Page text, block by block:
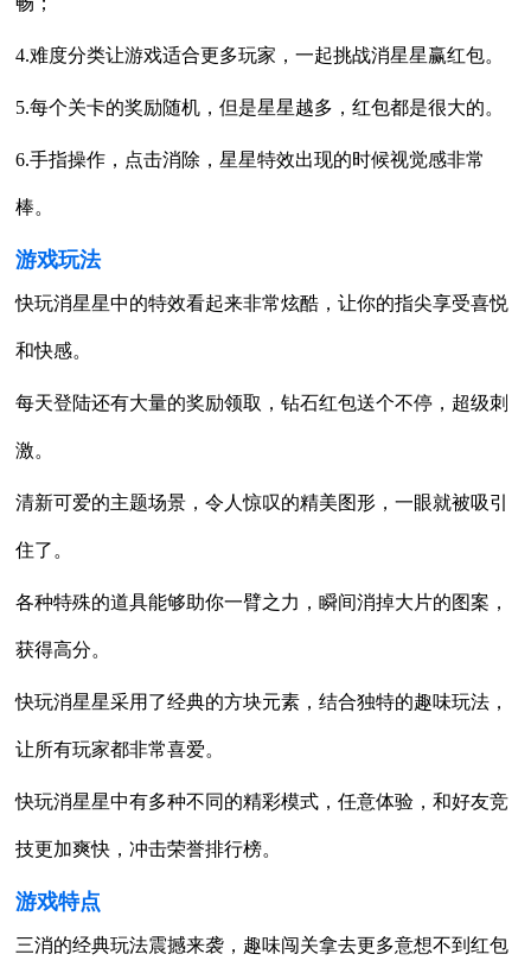
4.难度分类让游戏适合更多玩家，一起挑战消星星赢红包。
5.每个关卡的奖励随机，但是星星越多，红包都是很大的。
6.手指操作，点击消除，星星特效出现的时候视觉感非常
棒。
游戏玩法
快玩消星星中的特效看起来非常炫酷，让你的指尖享受喜悦
和快感。
每天登陆还有大量的奖励领取，钻石红包送个不停，超级刺
激。
清新可爱的主题场景，令人惊叹的精美图形，一眼就被吸引
住了。
各种特殊的道具能够助你一臂之力，瞬间消掉大片的图案，
获得高分。
快玩消星星采用了经典的方块元素，结合独特的趣味玩法，
让所有玩家都非常喜爱。
快玩消星星中有多种不同的精彩模式，任意体验，和好友竞
技更加爽快，冲击荣誉排行榜。
游戏特点
三消的经典玩法震撼来袭，趣味闯关拿去更多意想不到红包